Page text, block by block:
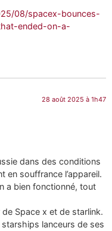
08/spacex-bounces-
ended-on-a-
28 août 2025 à 1h47
dans des conditions
en souffrance l’appareil.
a bien fonctionné, tout
Space x et de starlink.
lanceurs de ses